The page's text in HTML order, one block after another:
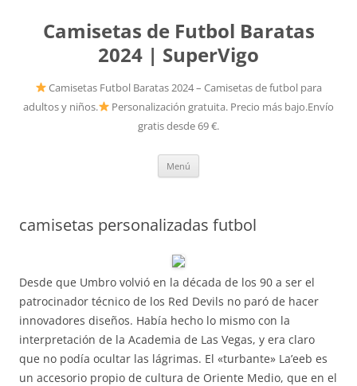
Camisetas de Futbol Baratas
2024 | SuperVigo
Camisetas Futbol Baratas 2024 – Camisetas de futbol para
adultos y niños.
Personalización gratuita. Precio más bajo.Envío
gratis desde 69 €.
Menú
camisetas personalizadas futbol
Desde que Umbro volvió en la década de los 90 a ser el
patrocinador técnico de los Red Devils no paró de hacer
innovadores diseños. Había hecho lo mismo con la
interpretación de la Academia de Las Vegas, y era claro
que no podía ocultar las lágrimas. El «turbante» La’eeb es
un accesorio propio de cultura de Oriente Medio, que en el